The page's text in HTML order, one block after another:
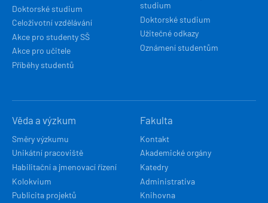
Doktorské studium
Celoživotní vzdělávání
Akce pro studenty SŠ
Akce pro učitele
Příběhy studentů
studium
Doktorské studium
Užitečné odkazy
Oznámení studentům
Věda a výzkum
Směry výzkumu
Unikátní pracoviště
Habilitační a jmenovací řízení
Kolokvium
Publicita projektů
Fakulta
Kontakt
Akademické orgány
Katedry
Administrativa
Knihovna